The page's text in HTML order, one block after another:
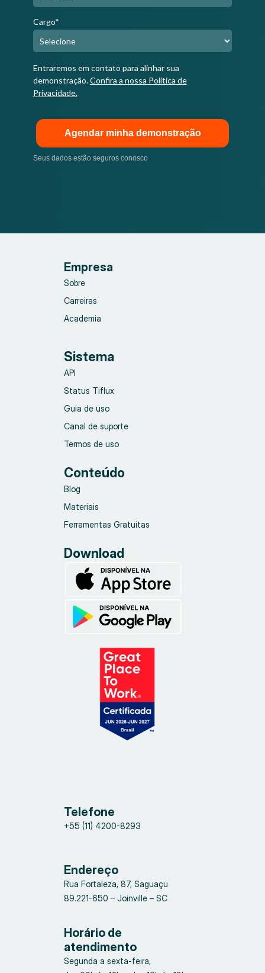
Cargo*
Entraremos em contato para alinhar sua
demonstração.Confira a nossa Política de
Privacidade.
Agendar minha demonstração
Seus dados estão seguros conosco
Empresa
Sobre
Carreiras
Academia
Sistema
API
Status Tiflux
Guia de uso
Canal de suporte
Termos de uso
Conteúdo
Blog
Materiais
Ferramentas Gratuitas
Download
Telefone
+55 (11) 4200-8293
Endereço
Rua Fortaleza, 87, Saguaçu
89.221-650 – Joinville – SC
Horário de
atendimento
Segunda a sexta-feira,